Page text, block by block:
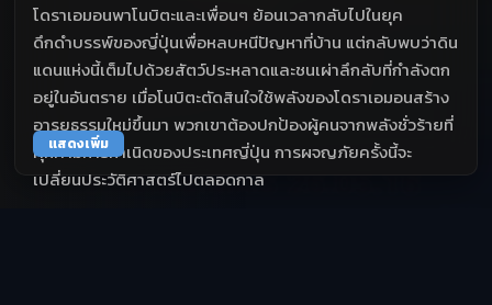
โดราเอมอนพาโนบิตะและเพื่อนๆ ย้อนเวลากลับไปในยุค
ดึกดำบรรพ์ของญี่ปุ่นเพื่อหลบหนีปัญหาที่บ้าน แต่กลับพบว่าดิน
แดนแห่งนี้เต็มไปด้วยสัตว์ประหลาดและชนเผ่าลึกลับที่กำลังตก
อยู่ในอันตราย เมื่อโนบิตะตัดสินใจใช้พลังของโดราเอมอนสร้าง
อารยธรรมใหม่ขึ้นมา พวกเขาต้องปกป้องผู้คนจากพลังชั่วร้ายที่
คุกคามการกำเนิดของประเทศญี่ปุ่น การผจญภัยครั้งนี้จะ
เปลี่ยนประวัติศาสตร์ไปตลอดกาล
แสดงเพิ่ม